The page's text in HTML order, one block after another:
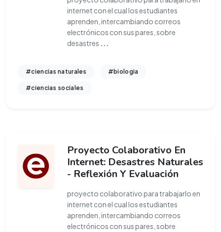
internet con el cual los estudiantes
aprenden, intercambiando correos
electrónicos con sus pares, sobre
desastres ...
#ciencias naturales #biologia
#ciencias sociales
Proyecto Colaborativo En
Internet: Desastres Naturales
- Reflexión Y Evaluación
proyecto colaborativo para trabajarlo en
internet con el cual los estudiantes
aprenden, intercambiando correos
electrónicos con sus pares, sobre